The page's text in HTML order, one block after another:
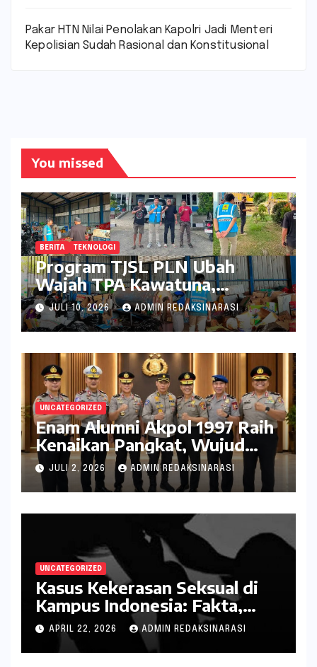
Pakar HTN Nilai Penolakan Kapolri Jadi Menteri
Kepolisian Sudah Rasional dan Konstitusional
You missed
BERITA TEKNOLOGI
Program TJSL PLN Ubah
Wajah TPA Kawatuna,
Sampah Kini Bernilai Ekonomi
dan Lingkungan
JULI 10, 2026 ADMIN REDAKSINARASI
UNCATEGORIZED
Enam Alumni Akpol 1997 Raih
Kenaikan Pangkat, Wujud
Penghargaan atas Pengabdian
kepada Negara
JULI 2, 2026 ADMIN REDAKSINARASI
UNCATEGORIZED
Kasus Kekerasan Seksual di
Kampus Indonesia: Fakta,
Pola Berulang, dan Tantangan
Penanganannya
APRIL 22, 2026 ADMIN REDAKSINARASI